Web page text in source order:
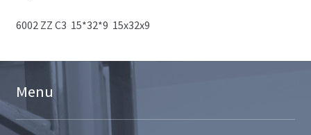
6002 ZZ C3 15*32*9 15x32x9
Menu